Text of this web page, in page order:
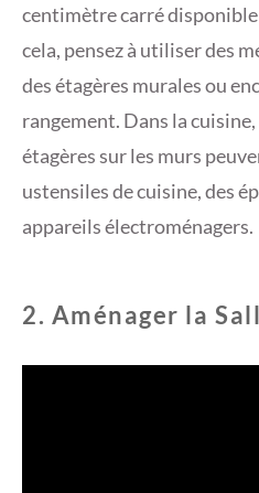
centimètre carré
cela, pensez à utiliser des
des étagères murales ou
rangement. Dans la cuisine,
étagères sur les murs
ustensiles de cuisine, des
appareils électroménagers.
2. Aménager la